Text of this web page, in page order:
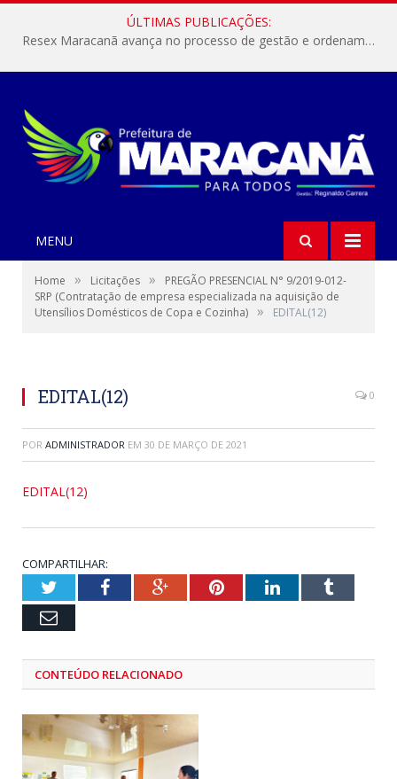
ÚLTIMAS PUBLICAÇÕES:
Resex Maracanã avança no processo de gestão e ordenamento do turismo em nossas áreas protegidas.
MENU
Home » Licitações »
PREGÃO PRESENCIAL N° 9/2019-012-
SRP (Contratação de empresa especializada na aquisição de
Utensílios Domésticos de Copa e Cozinha) » EDITAL(12)
EDITAL(12) 0
POR ADMINISTRADOR EM 30 DE MARÇO DE 2021
EDITAL(12)
COMPARTILHAR:
TwitterFacebookGoogle+PinterestLinkedInTumblr
Email
CONTEÚDO RELACIONADO